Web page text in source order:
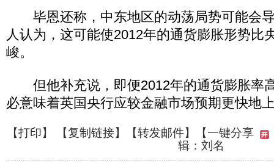
毕恩还称，中东地区的动荡局势可能会
人认为，这可能使2012年的通货膨胀形势比
峻。
但他补充说，即便2012年的通货膨胀率
必意味着英国央行应较金融市场预期更快地
【打印】 【复制链接】【转发邮件】
【一键分享
辑：刘名